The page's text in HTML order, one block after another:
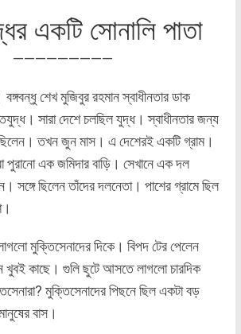
একটি সোনালি পাতা
—————————
শেখ মুজিবুর রহমান স্বাধীনতার ডাক
সারা দেশে চলছিল যুদ্ধ। স্বাধীনতার জন্য
তখন জুন মাস। এ দেশেরই একটি গ্রাম।
পুরানো এক জমিদার বাড়ি। সেখানে এক দল
সঙ্গে ছিলেন তাঁদের দলনেতা। পাশের গ্রামে ছিল
মুক্তিসেনাদের দিকে। বিপদ টের পেলেন
কাছে। গুলি ছুটে আসতে লাগলো চারদিক
মুক্তিসেনাদের পিছনে ছিল একটা বড়
বাস।